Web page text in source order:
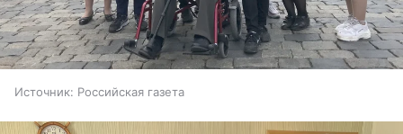
Источник: Российская газета